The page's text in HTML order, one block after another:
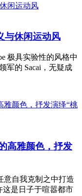
与休闲运动风
极具实验性的风格中
军的 Sacai，无疑成
高雅颜色，抒发
意自我克制之中打造
这是日子于喧嚣都市